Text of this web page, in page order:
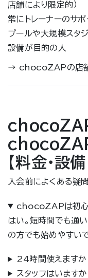
店舗により限定的）
常にトレーナーのサ
プールや大規模スタ
設備が目的の人
→ chocoZAPの店
【料金・設
入会前によくある疑
chocoZAPは初心
はい。短時間でも通
の方でも始めやすいで
24時間使えますか
スタッフはいますか